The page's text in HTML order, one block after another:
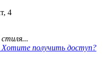
4
Хотите получить доступ?